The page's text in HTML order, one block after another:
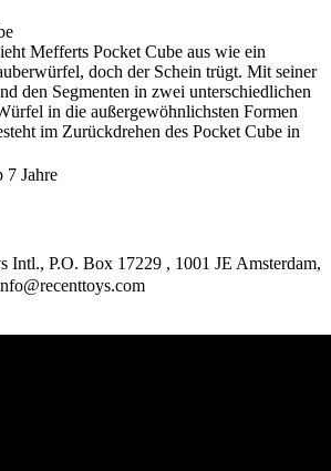
Mefferts Pocket Cube aus wie ein
doch der Schein trügt. Mit seiner
den Segmenten in zwei unterschiedlichen
in die außergewöhnlichsten Formen
im Zurückdrehen des Pocket Cube in
7 Jahre
Intl., P.O. Box 17229 , 1001 JE Amsterdam,